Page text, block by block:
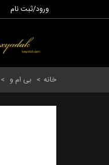
ورود/ثبت نام
خانه > بی ام و >